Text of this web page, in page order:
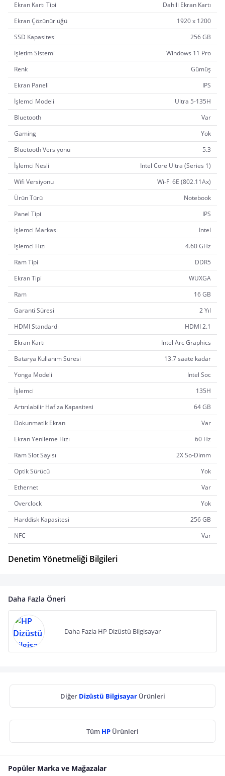
Ekran Kartı Tipi
Dahili Ekran Kartı
Ekran Çözünürlüğü
1920 x 1200
SSD Kapasitesi
256 GB
İşletim Sistemi
Windows 11 Pro
Renk
Gümüş
Ekran Paneli
IPS
İşlemci Modeli
Ultra 5-135H
Bluetooth
Var
Gaming
Yok
Bluetooth Versiyonu
5.3
İşlemci Nesli
Intel Core Ultra (Series 1)
Wifi Versiyonu
Wi-Fi 6E (802.11Ax)
Ürün Türü
Notebook
Panel Tipi
IPS
İşlemci Markası
Intel
İşlemci Hızı
4.60 GHz
Ram Tipi
DDR5
Ekran Tipi
WUXGA
Ram
16 GB
Garanti Süresi
2 Yıl
HDMI Standardı
HDMI 2.1
Ekran Kartı
Intel Arc Graphics
Batarya Kullanım Süresi
13.7 saate kadar
Yonga Modeli
Intel Soc
İşlemci
135H
Artırılabilir Hafıza Kapasitesi
64 GB
Dokunmatik Ekran
Var
Ekran Yenileme Hızı
60 Hz
Ram Slot Sayısı
2X So-Dimm
Optik Sürücü
Yok
Ethernet
Var
Overclock
Yok
Harddisk Kapasitesi
256 GB
NFC
Var
Denetim Yönetmeliği Bilgileri
Daha Fazla Öneri
Daha Fazla HP Dizüstü Bilgisayar
Diğer Dizüstü Bilgisayar Ürünleri
Tüm HP Ürünleri
Popüler Marka ve Mağazalar